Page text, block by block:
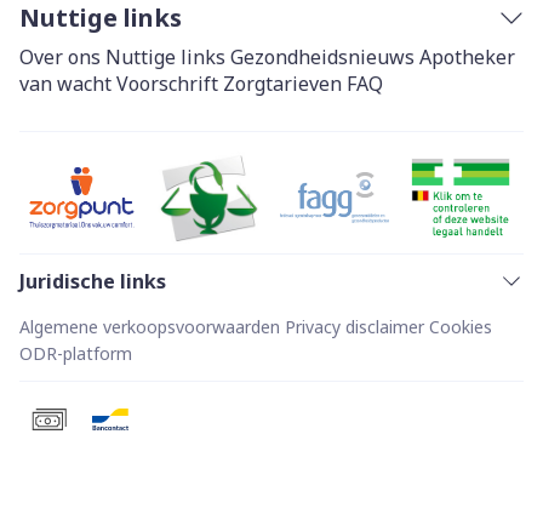
Nuttige links
Over ons Nuttige links Gezondheidsnieuws Apotheker
van wachtVoorschrift Zorgtarieven FAQ
Juridische links
Algemene verkoopsvoorwaarden Privacy disclaimer Cookies
ODR-platform